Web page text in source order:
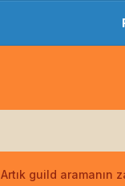
Artık guild aramanın